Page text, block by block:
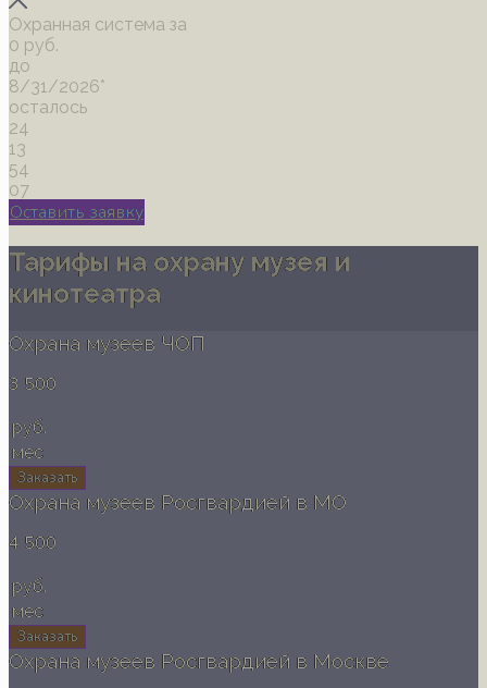
Охранная система за
0 руб.
до
8/31/2026*
осталось
24
13
54
06
Оставить заявку
Тарифы на охрану музея и
кинотеатра
Охрана музеев ЧОП
3 500
руб.
мес
Заказать
Охрана музеев Росгвардией в МО
4 500
руб.
мес
Заказать
Охрана музеев Росгвардией в Москве